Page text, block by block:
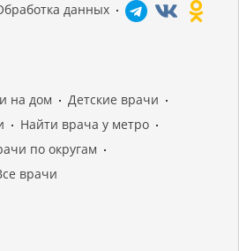
данных
на дом
Детские врачи
Найти врача у метро
по округам
врачи